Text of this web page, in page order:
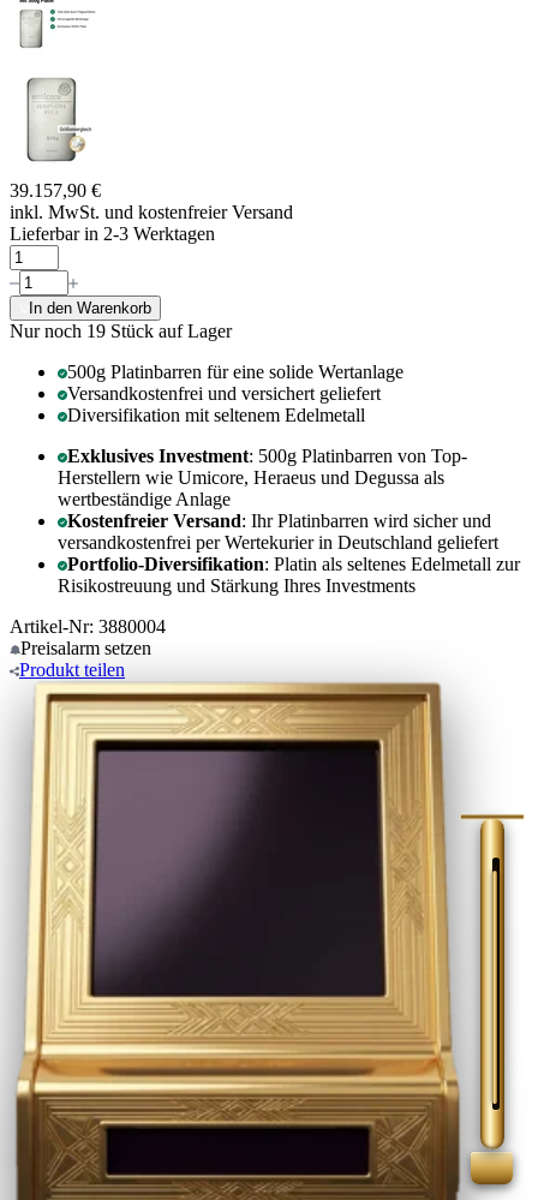
39.157,90 €
inkl. MwSt. und kostenfreier Versand
Lieferbar in 2-3 Werktagen
In den Warenkorb
Nur noch 19 Stück auf Lager
500g Platinbarren für eine solide Wertanlage
Versandkostenfrei und versichert geliefert
Diversifikation mit seltenem Edelmetall
Exklusives Investment: 500g Platinbarren von Top-
Herstellern wie Umicore, Heraeus und Degussa als
wertbeständige Anlage
Kostenfreier Versand: Ihr Platinbarren wird sicher und
versandkostenfrei per Wertekurier in Deutschland geliefert
Portfolio-Diversifikation: Platin als seltenes Edelmetall zur
Risikostreuung und Stärkung Ihres Investments
Artikel-Nr: 3880004
Preisalarm setzen
Produkt teilen